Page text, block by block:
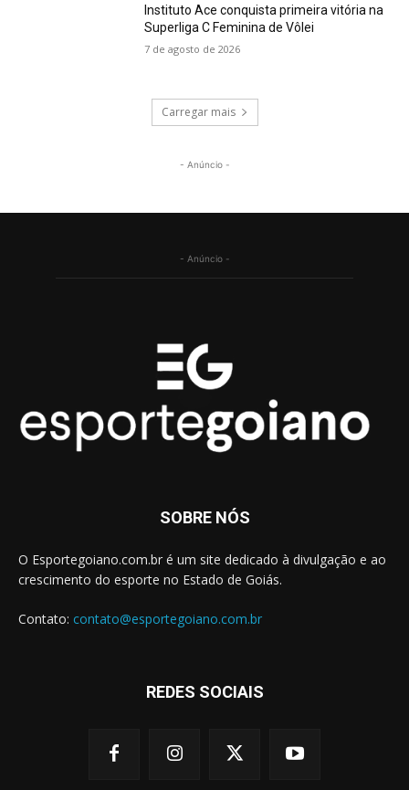
Instituto Ace conquista primeira vitória na
Superliga C Feminina de Vôlei
7 de agosto de 2026
Carregar mais
- Anúncio -
- Anúncio -
SOBRE NÓS
O Esportegoiano.com.br é um site dedicado à divulgação e ao
crescimento do esporte no Estado de Goiás.
Contato: contato@esportegoiano.com.br
REDES SOCIAIS